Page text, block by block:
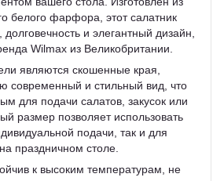
белого фарфора, этот салатник
долговечность и элегантный дизайн,
Wilmax из Великобритании.
являются скошенные края,
современный и стильный вид, что
для подачи салатов, закусок или
размер позволяет использовать
подачи, так и для
праздничном столе.
к высоким температурам, не